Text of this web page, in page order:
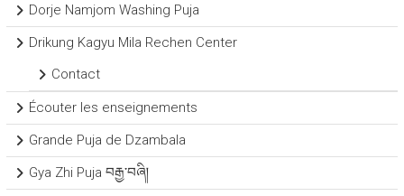
Dorje Namjom Washing Puja
Drikung Kagyu Mila Rechen Center
Contact
Écouter les enseignements
Grande Puja de Dzambala
Gya Zhi Puja བརྒྱ་བཞི།